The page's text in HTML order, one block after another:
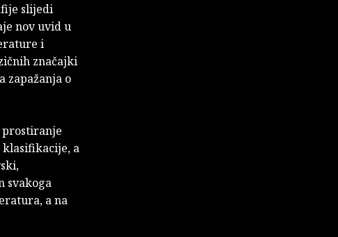
slijedi
nov uvid u
i
značajki
zapažanja o
prostiranje
klasifikacije, a
svakoga
a na